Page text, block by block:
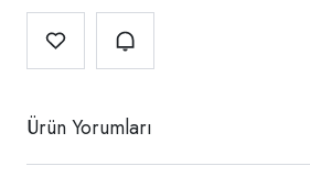
Ürün Yorumları